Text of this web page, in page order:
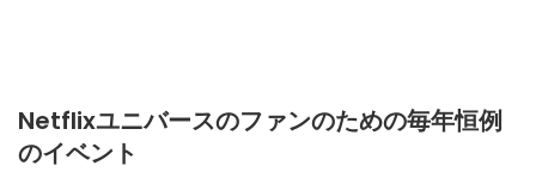
Netflixユニバースのファンのための毎年恒例
のイベント